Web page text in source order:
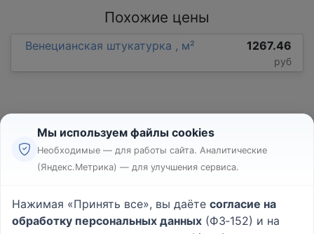
Похожие цены
Венецианская штукатурка , м² 1267.46
руб
Реклама
Пользовательское соглашение
Политика конфиденциальности
Мы используем файлы cookies
Необходимые — для работы сайта. Аналитические
(Яндекс.Метрика) — для улучшения сервиса.
Нажимая «Принять все», вы даёте согласие на
обработку персональных данных (ФЗ‑152) и на